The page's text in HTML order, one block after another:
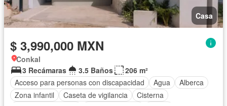
Casa
$ 3,990,000 MXN
Conkal
3 Recámaras
3.5 Baños
206 m²
Acceso para personas con discapacidad
Agua
Alberca
Zona infantil
Caseta de vigilancia
Cisterna